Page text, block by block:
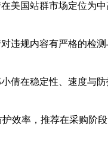
美国站群市场定位为
违规内容有严格的检
倩在稳定性、速度与
效率，推荐在采购阶